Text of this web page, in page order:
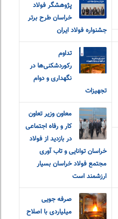
پژوهشگر فولاد
خراسان طرح برتر
جشنواره فولاد ایران
تداوم
رکوردشکنی‌ها در
نگهداری و دوام
تجهیزات
معاون وزیر تعاون
کار و رفاه اجتماعی
در بازدید از فولاد
خراسان توانایی و تاب آوری
مجتمع فولاد خراسان بسیار
ارزشمند است
صرفه جویی
میلیاردی با اصلاح